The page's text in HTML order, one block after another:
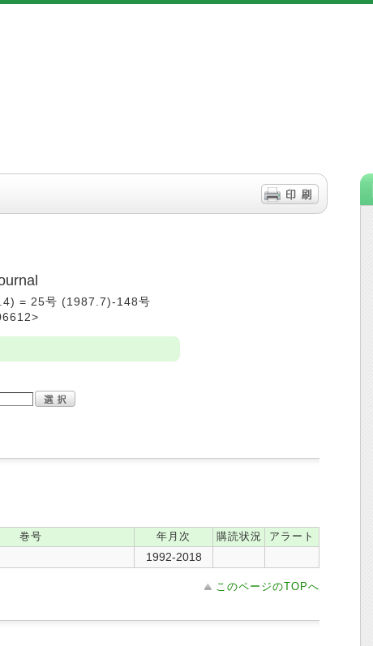
= 25号 (1987.7)-148号
巻号 年月次 購読状況 アラート
1992-2018
このページのTOPへ